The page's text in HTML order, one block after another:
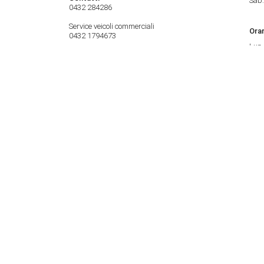
0432 284286
Service veicoli commerciali
0432 1794673
Lun